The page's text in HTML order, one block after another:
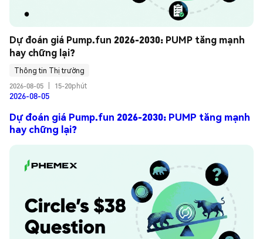
Dự đoán giá Pump.fun 2026-2030: PUMP tăng mạnh
hay chững lại?
Thông tin Thị trường
2026-08-05
15-20phút
2026-08-05
Dự đoán giá Pump.fun 2026-2030: PUMP tăng mạnh
hay chững lại?